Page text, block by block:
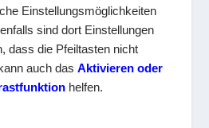
Einstellungsmöglichkeiten
sind dort Einstellungen
dass die Pfeiltasten nicht
auch dasAktivieren oder
helfen.